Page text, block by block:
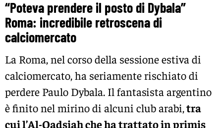
“Poteva prendere il posto di Dybala”
Roma: incredibile retroscena di
calciomercato
La Roma, nel corso della sessione estiva di
calciomercato, ha seriamente rischiato di
perdere Paulo Dybala. Il fantasista argentino
è finito nel mirino di alcuni club arabi,tra
cui l’Al-Qadsiah che ha trattato in primis